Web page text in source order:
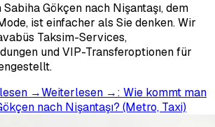
Gökçen nach Nişantaşı, dem
ist einfacher als Sie denken. Wir
Taksim-Services,
und VIP-Transferoptionen für
→Weiterlesen →: Wie kommt man
nach Nişantaşı? (Metro, Taxi)